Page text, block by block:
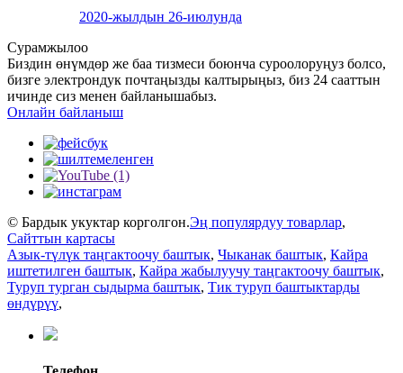
2020-жылдын 26-июлунда
Сурамжылоо
Биздин өнүмдөр же баа тизмеси боюнча суроолоруңуз болсо,
бизге электрондук почтаңызды калтырыңыз, биз 24 сааттын
ичинде сиз менен байланышабыз.
Онлайн байланыш
© Бардык укуктар корголгон.Эң популярдуу товарлар,
Сайттын картасы
Азык-түлүк таңгактоочу баштык, Чыканак баштык, Кайра
иштетилген баштык, Кайра жабылуучу таңгактоочу баштык,
Туруп турган сыдырма баштык, Тик туруп баштыктарды
өндүрүү,